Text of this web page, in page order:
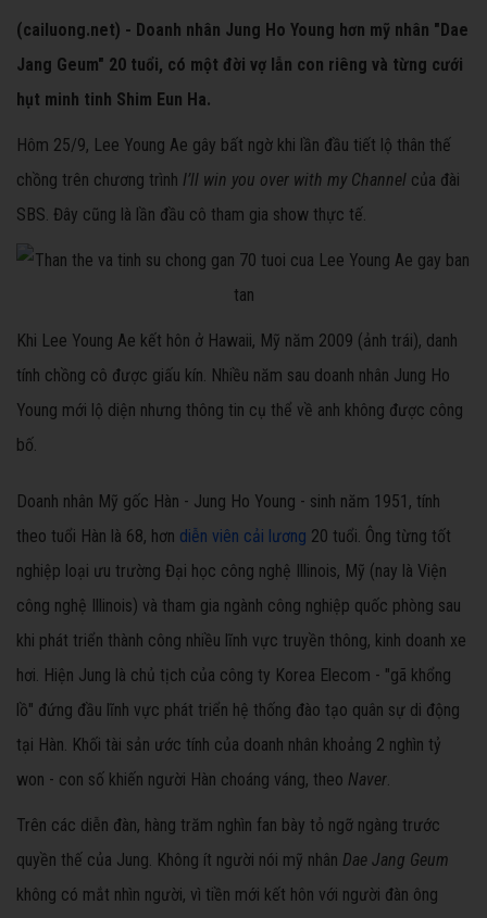
(cailuong.net) - Doanh nhân Jung Ho Young hơn mỹ nhân "Dae
Jang Geum" 20 tuổi, có một đời vợ lẫn con riêng và từng cưới
hụt minh tinh Shim Eun Ha.
Hôm 25/9, Lee Young Ae gây bất ngờ khi lần đầu tiết lộ thân thế
chồng trên chương trình I’ll win you over with my Channel của đài
SBS. Đây cũng là lần đầu cô tham gia show thực tế.
Khi Lee Young Ae kết hôn ở Hawaii, Mỹ năm 2009 (ảnh trái), danh
tính chồng cô được giấu kín. Nhiều năm sau doanh nhân Jung Ho
Young mới lộ diện nhưng thông tin cụ thể về anh không được công
bố.
Doanh nhân Mỹ gốc Hàn - Jung Ho Young - sinh năm 1951, tính
theo tuổi Hàn là 68, hơn diễn viên cải lương 20 tuổi. Ông từng tốt
nghiệp loại ưu trường Đại học công nghệ Illinois, Mỹ (nay là Viện
công nghệ Illinois) và tham gia ngành công nghiệp quốc phòng sau
khi phát triển thành công nhiều lĩnh vực truyền thông, kinh doanh xe
hơi. Hiện Jung là chủ tịch của công ty Korea Elecom - "gã khổng
lồ" đứng đầu lĩnh vực phát triển hệ thống đào tạo quân sự di động
tại Hàn. Khối tài sản ước tính của doanh nhân khoảng 2 nghìn tỷ
won - con số khiến người Hàn choáng váng, theo Naver.
Trên các diễn đàn, hàng trăm nghìn fan bày tỏ ngỡ ngàng trước
quyền thế của Jung. Không ít người nói mỹ nhân Dae Jang Geum
không có mắt nhìn người, vì tiền mới kết hôn với người đàn ông